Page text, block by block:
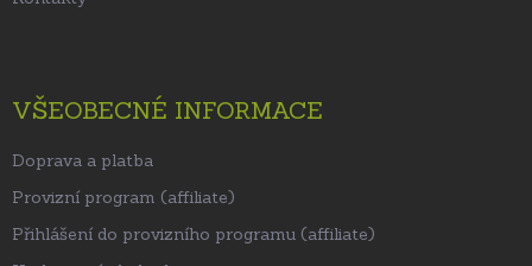
VŠEOBECNÉ INFORMACE
Doprava a platba
Provizní program (affiliate)
Přihlášení do provizního programu (affiliate)